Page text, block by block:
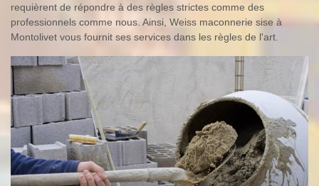
requièrent de répondre à des règles strictes comme des
professionnels comme nous. Ainsi, Weiss maconnerie sise à
Montolivet vous fournit ses services dans les règles de l'art.